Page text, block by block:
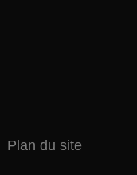
Plan du site